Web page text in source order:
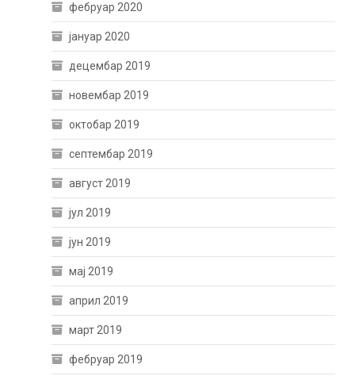
фебруар 2020
јануар 2020
децембар 2019
новембар 2019
октобар 2019
септембар 2019
август 2019
јул 2019
јун 2019
мај 2019
април 2019
март 2019
фебруар 2019